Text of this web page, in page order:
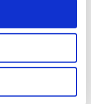
ikke har det
og forsøger